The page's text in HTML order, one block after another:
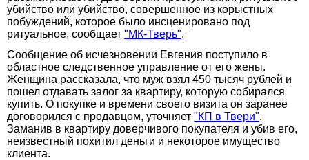
убийство или убийство, совершенное из корыстных
побуждений, которое было инсценировано под
ритуальное, сообщает "МК-Тверь".
Сообщение об исчезновении Евгения поступило в
областное следственное управление от его жены.
Женщина рассказала, что муж взял 450 тысяч рублей и
пошел отдавать залог за квартиру, которую собирался
купить. О покупке и времени своего визита он заранее
договорился с продавцом, уточняет "КП в Твери".
Заманив в квартиру доверчивого покупателя и убив его,
неизвестный похитил деньги и некоторое имущество
клиента.